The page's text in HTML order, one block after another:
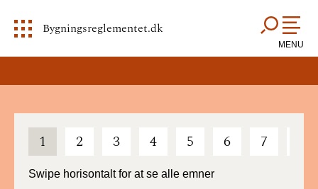
Bygningsreglementet.dk
MENU
1 2 3 4 5 6 7
Swipe horisontalt for at se alle emner